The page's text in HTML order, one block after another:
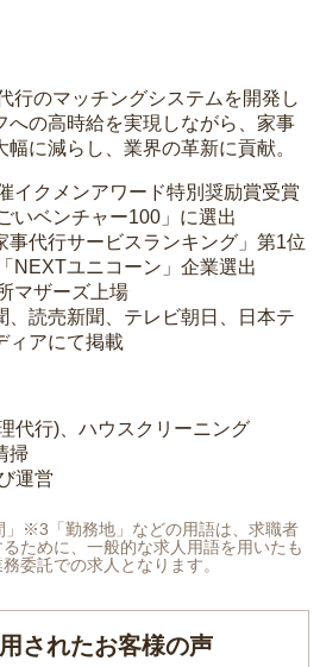
行のマッチングシステムを開発し
への高時給を実現しながら、家事
に減らし、業界の革新に貢献。
クメンアワード特別奨励賞受賞
ベンチャー100」に選出
代行サービスランキング」第1位
ユニコーン」企業選出
マザーズ上場
、読売新聞、テレビ朝日、日本テ
ィアにて掲載
代行)、ハウスクリーニング
掃
運営
※3「勤務地」などの用語は、求職者
ために、一般的な求人用語を用いたも
委託での求人となります。
されたお客様の声